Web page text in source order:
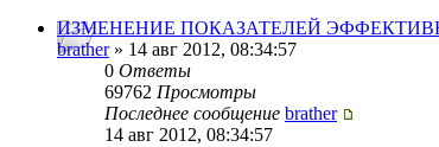
ИЗМЕНЕНИЕ ПОКАЗАТЕЛЕЙ
brather» 14 авг 2012, 08:34:57
0 Ответы
69762 Просмотры
Последнее сообщение brather
14 авг 2012, 08:34:57